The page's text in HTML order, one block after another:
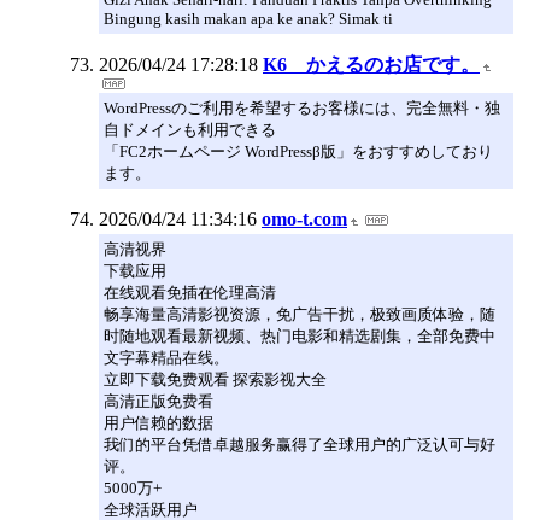
Bingung kasih makan apa ke anak? Simak ti
2026/04/24 17:28:18 K6 かえるのお店です。
WordPressのご利用を希望するお客様には、完全無料・独
自ドメインも利用できる
「FC2ホームページ WordPressβ版」をおすすめしており
ます。
2026/04/24 11:34:16 omo-t.com
高清视界
下载应用
在线观看免插在伦理高清
畅享海量高清影视资源，免广告干扰，极致画质体验，随
时随地观看最新视频、热门电影和精选剧集，全部免费中
文字幕精品在线。
立即下载免费观看 探索影视大全
高清正版免费看
用户信赖的数据
我们的平台凭借卓越服务赢得了全球用户的广泛认可与好
评。
5000万+
全球活跃用户